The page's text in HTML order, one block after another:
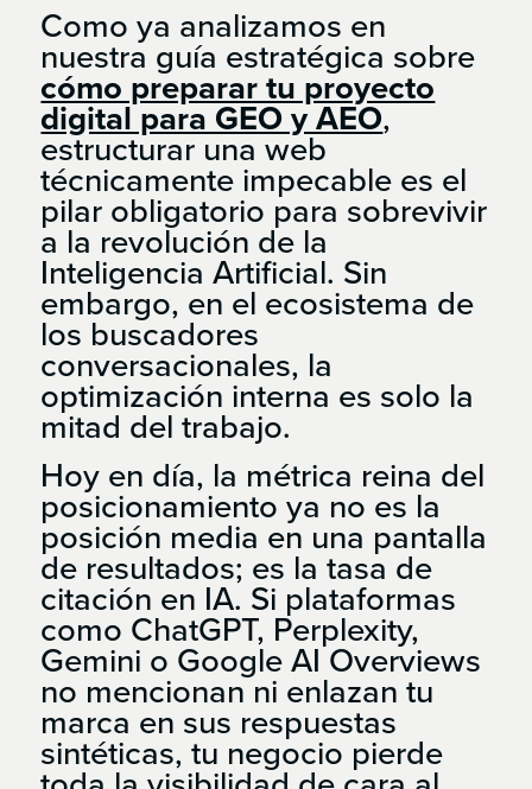
Como ya analizamos en
nuestra guía estratégica sobre
cómo preparar tu proyecto
digital para GEO y AEO,
estructurar una web
técnicamente impecable es el
pilar obligatorio para sobrevivir
a la revolución de la
Inteligencia Artificial. Sin
embargo, en el ecosistema de
los buscadores
conversacionales, la
optimización interna es solo la
mitad del trabajo.
Hoy en día, la métrica reina del
posicionamiento ya no es la
posición media en una pantalla
de resultados; es la tasa de
citación en IA. Si plataformas
como ChatGPT, Perplexity,
Gemini o Google AI Overviews
no mencionan ni enlazan tu
marca en sus respuestas
sintéticas, tu negocio pierde